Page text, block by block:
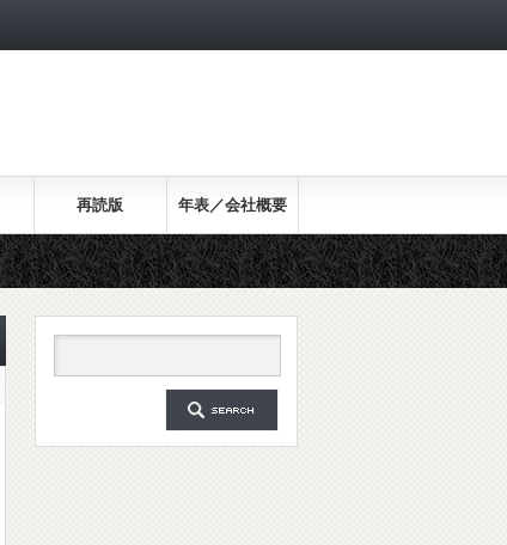
再読版 年表／会社概要